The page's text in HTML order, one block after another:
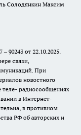
Солодянкин Максим
90243 от 22.10.2025.
связи,
При
новостного
теле- радиосообщениях
в Интернет-
в противном
РФ об авторских и